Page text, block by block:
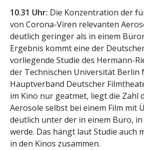
10.31 Uhr: Die Konzentration der
von Corona-Viren relevanten
deutlich geringer als in einem
Ergebnis kommt eine der
vorliegende Studie des Hermann-
der Technischen Universität Berlin
Hauptverband Deutscher
im Kino nur geatmet, liegt die Zahl
Aerosole selbst bei einem Film mit
deutlich unter der in einem Büro,
werde. Das hängt laut Studie auch
in den Kinos zusammen.